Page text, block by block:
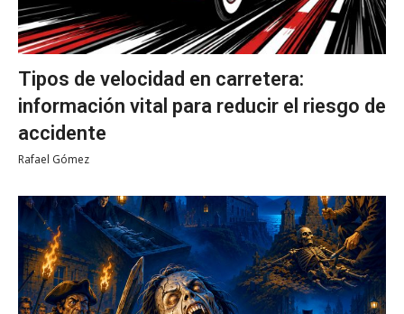
Tipos de velocidad en carretera:
información vital para reducir el riesgo de
accidente
Rafael Gómez